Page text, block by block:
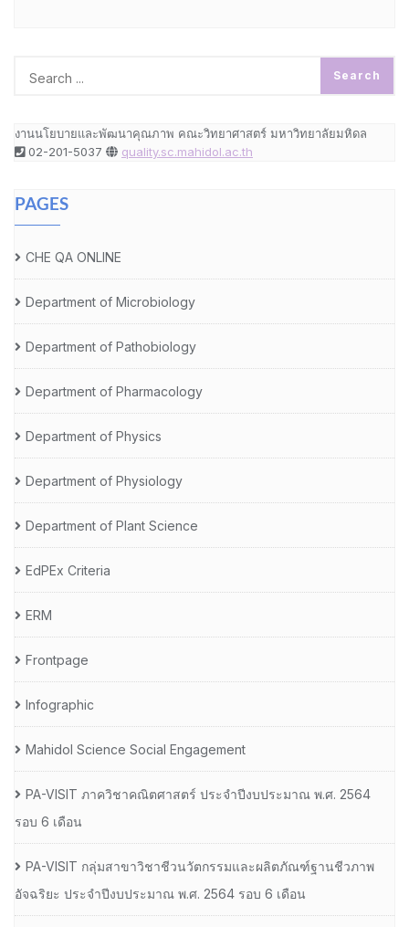
งานนโยบายและพัฒนาคุณภาพ คณะวิทยาศาสตร์ มหาวิทยาลัยมหิดล
02-201-5037
quality.sc.mahidol.ac.th
PAGES
CHE QA ONLINE
Department of Microbiology
Department of Pathobiology
Department of Pharmacology
Department of Physics
Department of Physiology
Department of Plant Science
EdPEx Criteria
ERM
Frontpage
Infographic
Mahidol Science Social Engagement
PA-VISIT ภาควิชาคณิตศาสตร์ ประจำปีงบประมาณ พ.ศ. 2564
รอบ 6 เดือน
PA-VISIT กลุ่มสาขาวิชาชีวนวัตกรรมและผลิตภัณฑ์ฐานชีวภาพ
อัจฉริยะ ประจำปีงบประมาณ พ.ศ. 2564 รอบ 6 เดือน